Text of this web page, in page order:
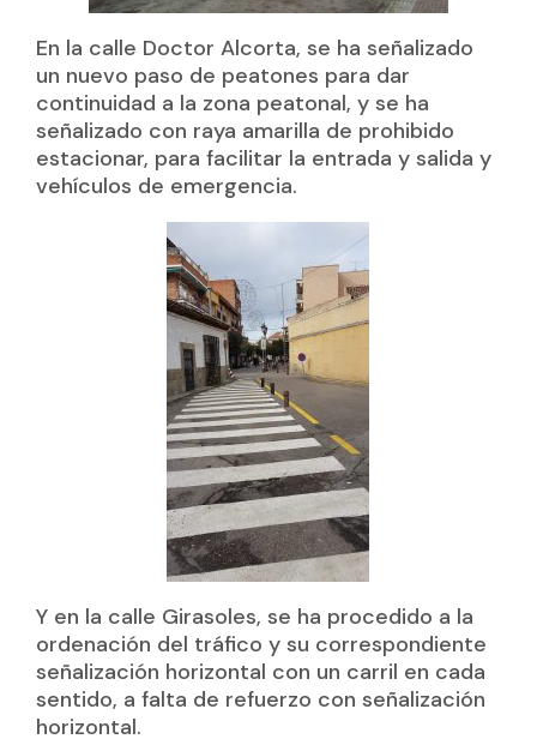
En la calle Doctor Alcorta, se ha señalizado
un nuevo paso de peatones para dar
continuidad a la zona peatonal, y se ha
señalizado con raya amarilla de prohibido
estacionar, para facilitar la entrada y salida y
vehículos de emergencia.
Y en la calle Girasoles, se ha procedido a la
ordenación del tráfico y su correspondiente
señalización horizontal con un carril en cada
sentido, a falta de refuerzo con señalización
horizontal.